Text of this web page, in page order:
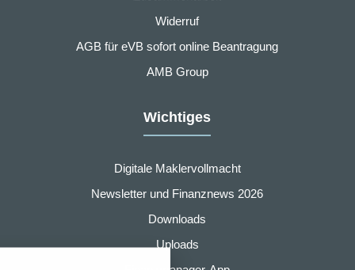
Widerruf
AGB für eVB sofort online Beantragung
AMB Group
Wichtiges
Digitale Maklervollmacht
Newsletter und Finanznews 2026
Downloads
Uploads